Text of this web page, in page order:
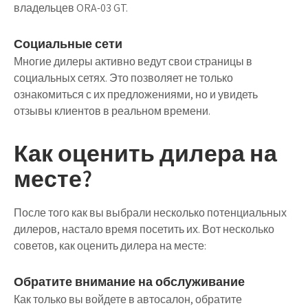
владельцев ORA-03 GT.
Социальные сети
Многие дилеры активно ведут свои страницы в
социальных сетях. Это позволяет не только
ознакомиться с их предложениями, но и увидеть
отзывы клиентов в реальном времени.
Как оценить дилера на
месте?
После того как вы выбрали несколько потенциальных
дилеров, настало время посетить их. Вот несколько
советов, как оценить дилера на месте:
Обратите внимание на обслуживание
Как только вы войдете в автосалон, обратите